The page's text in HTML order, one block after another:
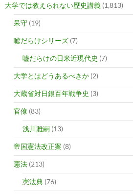
大学では教えられない歴史講義 (1,813)
呆守 (19)
嘘だらけシリーズ (7)
嘘だらけの日米近現代史 (7)
大学とはどうあるべきか (2)
大蔵省対日銀百年戦争史 (3)
官僚 (83)
浅川雅嗣 (13)
帝国憲法改正案 (8)
憲法 (213)
憲法典 (76)